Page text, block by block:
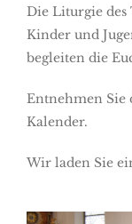
Die Liturgie des
Kinder und
begleiten die
Entnehmen Sie
Kalender.
Wir laden Sie